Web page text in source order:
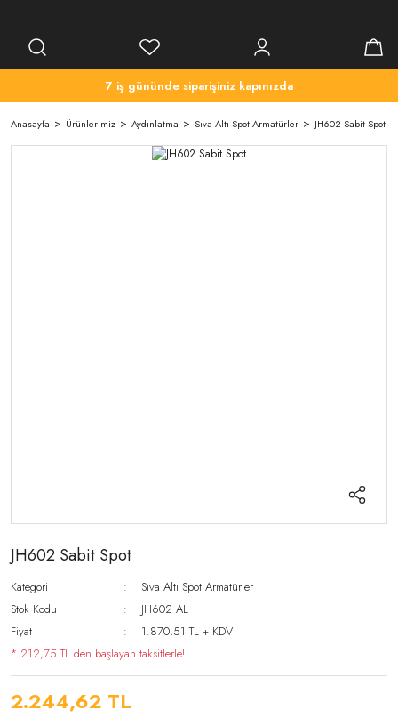
7 iş gününde siparişiniz kapınızda
Anasayfa Ürünlerimiz Aydınlatma Sıva Altı Spot Armatürler JH602 Sabit Spot
JH602 Sabit Spot
Kategori
Sıva Altı Spot Armatürler
Stok Kodu
JH602 AL
Fiyat
1.870,51 TL + KDV
* 212,75 TL den başlayan taksitlerle!
2.244,62 TL